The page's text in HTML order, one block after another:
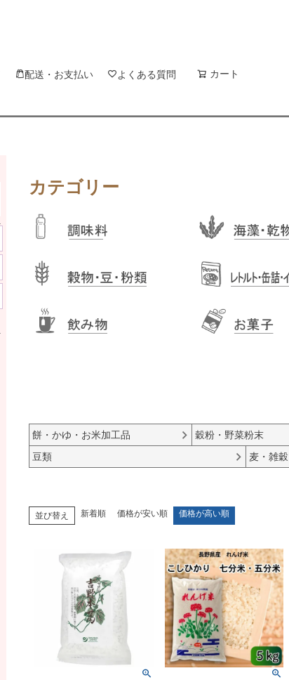
配送・お支払い よくある質問 カート
カテゴリー
餅・かゆ・お米加工品
穀粉・野菜粉末
豆類
麦・雑穀
並び替え 新着順 価格が安い順 価格が高い順